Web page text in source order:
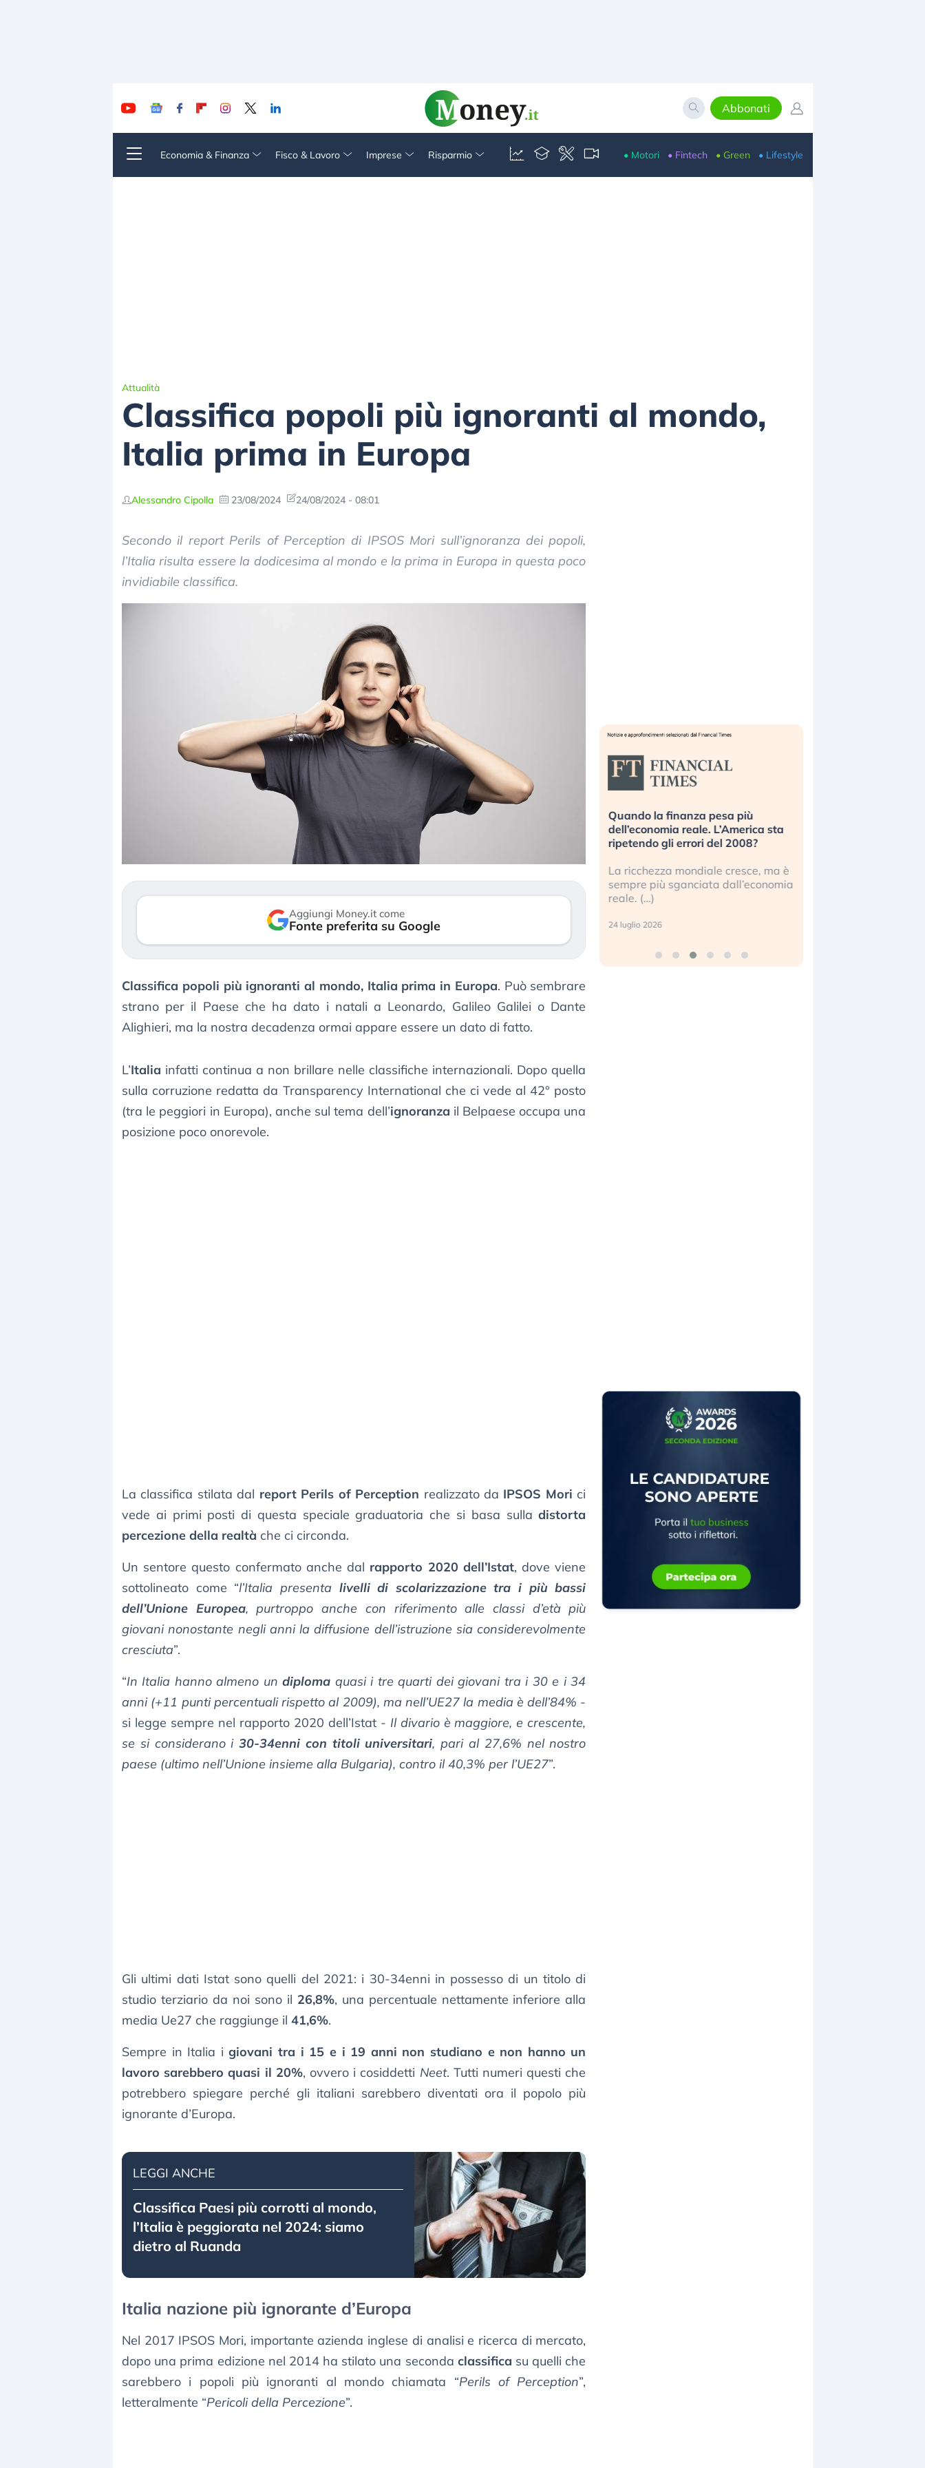
Abbonati
Economia & Finanza Fisco & Lavoro Imprese Risparmio • Motori • Fintech • Green • Lifestyle
Attualità
Classifica popoli più ignoranti al mondo,
Italia prima in Europa
Alessandro Cipolla 23/08/2024 24/08/2024 - 08:01
Secondo il report Perils of Perception di IPSOS Mori sull’ignoranza dei popoli,
l’Italia risulta essere la dodicesima al mondo e la prima in Europa in questa poco
invidiabile classifica.
Aggiungi Money.it come
Fonte preferita su Google
Classifica popoli più ignoranti al mondo, Italia prima in Europa. Può sembrare
strano per il Paese che ha dato i natali a Leonardo, Galileo Galilei o Dante
Alighieri, ma la nostra decadenza ormai appare essere un dato di fatto.
L’Italia infatti continua a non brillare nelle classifiche internazionali. Dopo quella
sulla corruzione redatta da Transparency International che ci vede al 42° posto
(tra le peggiori in Europa), anche sul tema dell’ignoranza il Belpaese occupa una
posizione poco onorevole.
La classifica stilata dal report Perils of Perception realizzato da IPSOS Mori ci
vede ai primi posti di questa speciale graduatoria che si basa sulladistorta
percezione della realtà che ci circonda.
Un sentore questo confermato anche dal rapporto 2020 dell’Istat, dove viene
sottolineato come “l’Italia presenta livelli di scolarizzazione tra i più bassi
dell’Unione Europea, purtroppo anche con riferimento alle classi d’età più
giovani nonostante negli anni la diffusione dell’istruzione sia considerevolmente
cresciuta”.
“In Italia hanno almeno undiploma quasi i tre quarti dei giovani tra i 30 e i 34
anni (+11 punti percentuali rispetto al 2009), ma nell’UE27 la media è dell’84% -
si legge sempre nel rapporto 2020 dell’Istat - Il divario è maggiore, e crescente,
se si considerano i30-34enni con titoli universitari, pari al 27,6% nel nostro
paese (ultimo nell’Unione insieme alla Bulgaria), contro il 40,3% per l’UE27”.
Gli ultimi dati Istat sono quelli del 2021: i 30-34enni in possesso di un titolo di
studio terziario da noi sono il 26,8%, una percentuale nettamente inferiore alla
media Ue27 che raggiunge il 41,6%.
Sempre in Italia igiovani tra i 15 e i 19 anni non studiano e non hanno un
lavoro sarebbero quasi il 20%, ovvero i cosiddetti Neet. Tutti numeri questi che
potrebbero spiegare perché gli italiani sarebbero diventati ora il popolo più
ignorante d’Europa.
LEGGI ANCHE
Classifica Paesi più corrotti al mondo,
l’Italia è peggiorata nel 2024: siamo
dietro al Ruanda
Italia nazione più ignorante d’Europa
Nel 2017 IPSOS Mori, importante azienda inglese di analisi e ricerca di mercato,
dopo una prima edizione nel 2014 ha stilato una seconda classifica su quelli che
sarebbero i popoli più ignoranti al mondo chiamata “Perils of Perception”,
letteralmente “Pericoli della Percezione”.
Dalle valutazioni estreme alla
correzione. Cosa sta guidando il
repricing degli asset?
mostrando segni di stanchezza
verso le (…)
«La mia vita è rovinata». Investitori
in preda al panico dopo lo scoppio
della bolla AI
Kospi, mentre gli investitori retail (…)
30 luglio 2026
Quando la finanza pesa più
dell’economia reale. L’America sta
ripetendo gli errori del 2008?
La ricchezza mondiale cresce, ma è
sempre più sganciata dall’economia
reale. (…)
24 luglio 2026